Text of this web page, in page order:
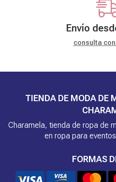
Envío
consulta
TIENDA DE MODA DE
Charamela, tienda de ropa de
en ropa para
FORMAS